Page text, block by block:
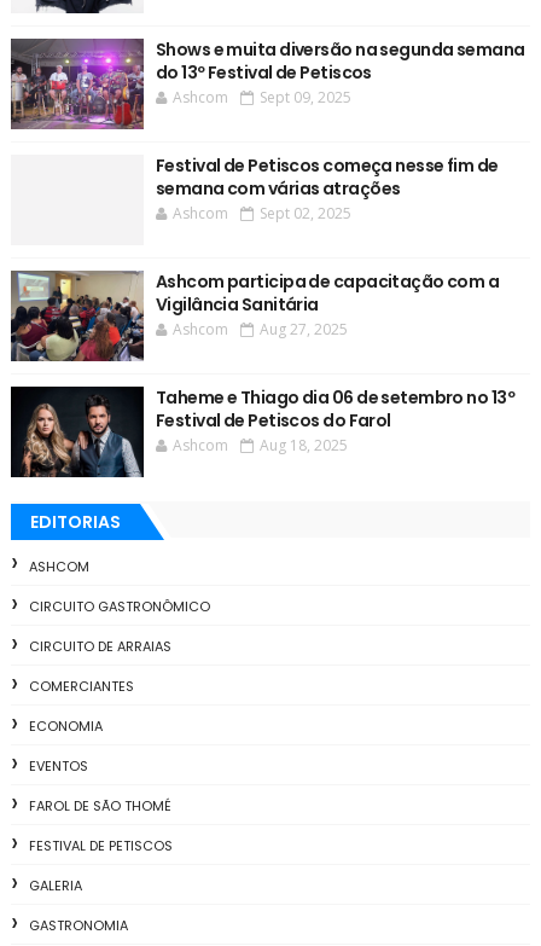
Shows e muita diversão na segunda semana
do 13º Festival de Petiscos
Ashcom Sept 09, 2025
Festival de Petiscos começa nesse fim de
semana com várias atrações
Ashcom Sept 02, 2025
Ashcom participa de capacitação com a
Vigilância Sanitária
Ashcom Aug 27, 2025
Taheme e Thiago dia 06 de setembro no 13º
Festival de Petiscos do Farol
Ashcom Aug 18, 2025
EDITORIAS
ASHCOM
CIRCUITO GASTRONÔMICO
CIRCUITO DE ARRAIAS
COMERCIANTES
ECONOMIA
EVENTOS
FAROL DE SÃO THOMÉ
FESTIVAL DE PETISCOS
GALERIA
GASTRONOMIA